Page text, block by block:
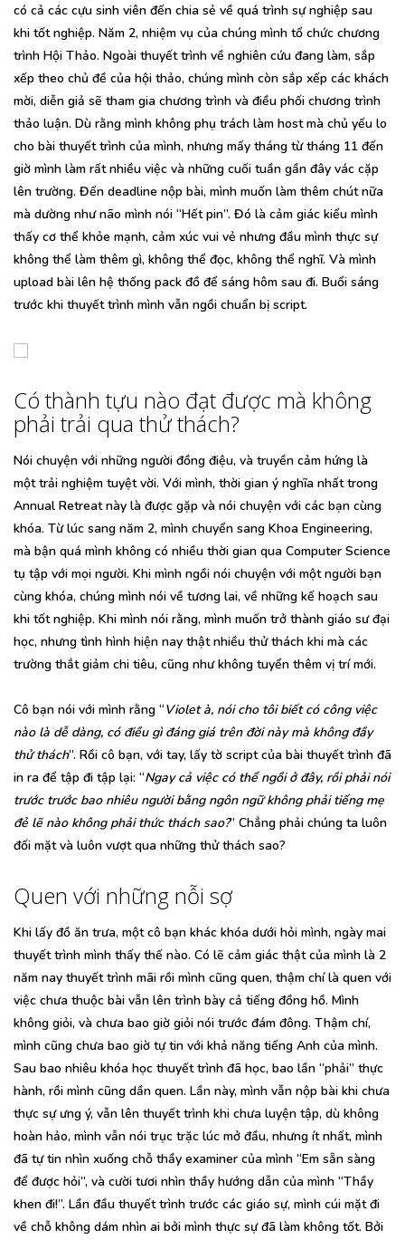
có cả các cựu sinh viên đến chia sẻ về quá trình sự nghiệp sau
khi tốt nghiệp. Năm 2, nhiệm vụ của chúng mình tổ chức chương
trình Hội Thảo. Ngoài thuyết trình về nghiên cứu đang làm, sắp
xếp theo chủ đề của hội thảo, chúng mình còn sắp xếp các khách
mời, diễn giả sẽ tham gia chương trình và điều phối chương trình
thảo luận. Dù rằng mình không phụ trách làm host mà chủ yếu lo
cho bài thuyết trình của mình, nhưng mấy tháng từ tháng 11 đến
giờ mình làm rất nhiều việc và những cuối tuần gần đây vác cặp
lên trường. Đến deadline nộp bài, mình muốn làm thêm chút nữa
mà dường như não mình nói “Hết pin”. Đó là cảm giác kiểu mình
thấy cơ thể khỏe mạnh, cảm xúc vui vẻ nhưng đầu mình thực sự
không thể làm thêm gì, không thể đọc, không thể nghĩ. Và mình
upload bài lên hệ thống pack đồ để sáng hôm sau đi. Buổi sáng
trước khi thuyết trình mình vẫn ngồi chuẩn bị script.
Có thành tựu nào đạt được mà không
phải trải qua thử thách?
Nói chuyện với những người đồng điệu, và truyền cảm hứng là
một trải nghiệm tuyệt vời. Với mình, thời gian ý nghĩa nhất trong
Annual Retreat này là được gặp và nói chuyện với các bạn cùng
khóa. Từ lúc sang năm 2, mình chuyển sang Khoa Engineering,
mà bận quá mình không có nhiều thời gian qua Computer Science
tụ tập với mọi người. Khi mình ngồi nói chuyện với một người bạn
cùng khóa, chúng mình nói về tương lai, về những kế hoạch sau
khi tốt nghiệp. Khi mình nói rằng, mình muốn trở thành giáo sư đại
học, nhưng tình hình hiện nay thật nhiều thử thách khi mà các
trường thắt giảm chi tiêu, cũng như không tuyển thêm vị trí mới.
Cô bạn nói với mình rằng “Violet à, nói cho tôi biết có công việc
nào là dễ dàng, có điều gì đáng giá trên đời này mà không đầy
thử thách”. Rồi cô bạn, với tay, lấy tờ script của bài thuyết trình đã
in ra để tập đi tập lại: “Ngay cả việc có thể ngồi ở đây, rồi phải nói
trước trước bao nhiêu người bằng ngôn ngữ không phải tiếng mẹ
đẻ lẽ nào không phải thức thách sao?” Chẳng phải chúng ta luôn
đối mặt và luôn vượt qua những thử thách sao?
Quen với những nỗi sợ
Khi lấy đồ ăn trưa, một cô bạn khác khóa dưới hỏi mình, ngày mai
thuyết trình mình thấy thế nào. Có lẽ cảm giác thật của mình là 2
năm nay thuyết trình mãi rồi mình cũng quen, thậm chí là quen với
việc chưa thuộc bài vẫn lên trình bày cả tiếng đồng hồ. Mình
không giỏi, và chưa bao giờ giỏi nói trước đám đông. Thậm chí,
mình cũng chưa bao giờ tự tin với khả năng tiếng Anh của mình.
Sau bao nhiêu khóa học thuyết trình đã học, bao lần “phải” thực
hành, rồi mình cũng dần quen. Lần này, mình vẫn nộp bài khi chưa
thực sự ưng ý, vẫn lên thuyết trình khi chưa luyện tập, dù không
hoàn hảo, mình vẫn nói trục trặc lúc mở đầu, nhưng ít nhất, mình
đã tự tin nhìn xuống chỗ thầy examiner của mình “Em sẵn sàng
để được hỏi”, và cười tươi nhìn thầy hướng dẫn của mình “Thầy
khen đi!”. Lần đầu thuyết trình trước các giáo sự, mình cúi mặt đi
về chỗ không dám nhìn ai bởi mình thực sự đã làm không tốt. Bởi